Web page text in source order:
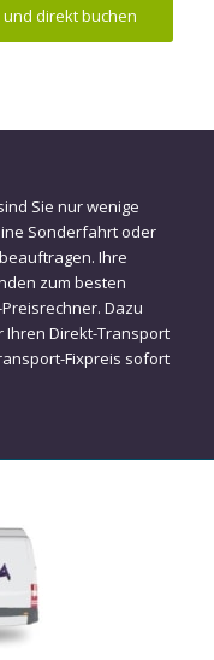
direkt buchen
Sie nur wenige
Sonderfahrt oder
Ihre
zum besten
Dazu
Ihren Direkt-Transport
Fixpreis sofort